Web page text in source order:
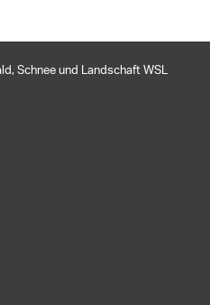
Schnee und Landschaft WSL